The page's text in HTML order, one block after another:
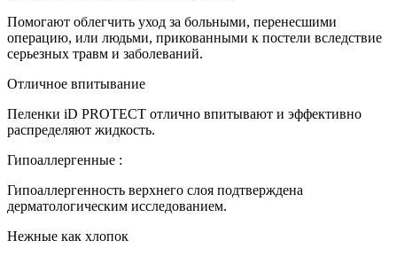
Помогают облегчить уход за больными, перенесшими
операцию, или людьми, прикованными к постели вследствие
серьезных травм и заболеваний.
Отличное впитывание
Пеленки iD PROTECT отлично впитывают и эффективно
распределяют жидкость.
Гипоаллергенные :
Гипоаллергенность верхнего слоя подтверждена
дерматологическим исследованием.
Нежные как хлопок